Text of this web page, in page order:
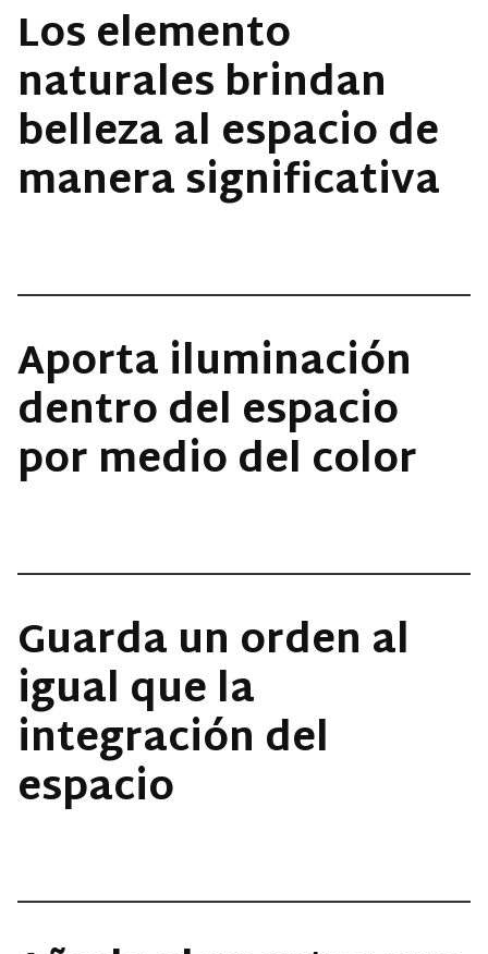
Los elemento
naturales brindan
belleza al espacio de
manera significativa
Aporta iluminación
dentro del espacio
por medio del color
Guarda un orden al
igual que la
integración del
espacio